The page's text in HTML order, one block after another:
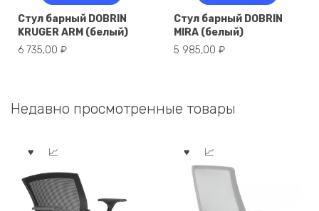
Стул барный DOBRIN
KRUGER ARM (белый)
6 735,00 ₽
Стул барный DOBRIN
MIRA (белый)
5 985,00 ₽
Недавно просмотренные товары